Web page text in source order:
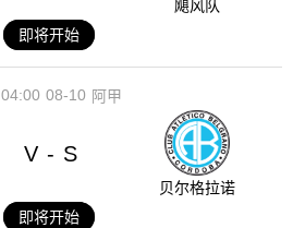
飓风队
即将开始
08-10
04:00 阿甲
V - S
贝尔格拉诺
即将开始